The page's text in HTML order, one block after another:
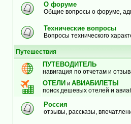
О форуме
Общие вопросы о форуме,
Технические вопросы
Вопросы технического
Путешествия
ПУТЕВОДИТЕЛЬ
навигация по отчетам и
ОТЕЛИ и АВИАБИЛЕТЫ
поиск дешевых отелей и
Россия
отзывы, рассказы,